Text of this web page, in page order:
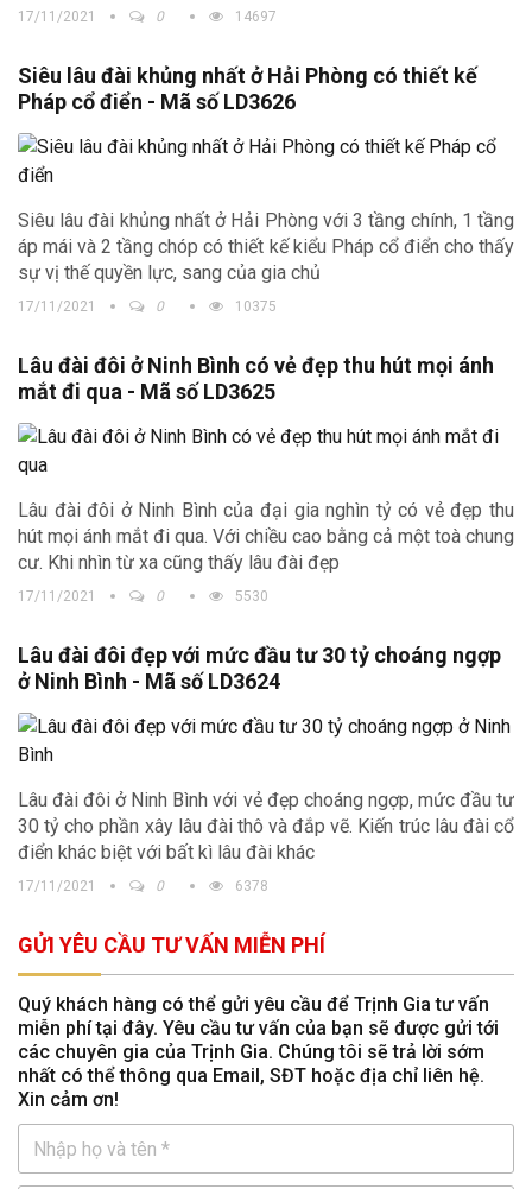
17/11/2021 0 14697
Siêu lâu đài khủng nhất ở Hải Phòng có thiết kế
Pháp cổ điển - Mã số LD3626
Siêu lâu đài khủng nhất ở Hải Phòng với 3 tầng chính, 1 tầng
áp mái và 2 tầng chóp có thiết kế kiểu Pháp cổ điển cho thấy
sự vị thế quyền lực, sang của gia chủ
17/11/2021 0 10375
Lâu đài đôi ở Ninh Bình có vẻ đẹp thu hút mọi ánh
mắt đi qua - Mã số LD3625
Lâu đài đôi ở Ninh Bình của đại gia nghìn tỷ có vẻ đẹp thu
hút mọi ánh mắt đi qua. Với chiều cao bằng cả một toà chung
cư. Khi nhìn từ xa cũng thấy lâu đài đẹp
17/11/2021 0 5530
Lâu đài đôi đẹp với mức đầu tư 30 tỷ choáng ngợp
ở Ninh Bình - Mã số LD3624
Lâu đài đôi ở Ninh Bình với vẻ đẹp choáng ngợp, mức đầu tư
30 tỷ cho phần xây lâu đài thô và đắp vẽ. Kiến trúc lâu đài cổ
điển khác biệt với bất kì lâu đài khác
17/11/2021 0 6378
GỬI YÊU CẦU TƯ VẤN MIỄN PHÍ
Quý khách hàng có thể gửi yêu cầu để Trịnh Gia tư vấn
miễn phí tại đây. Yêu cầu tư vấn của bạn sẽ được gửi tới
các chuyên gia của Trịnh Gia. Chúng tôi sẽ trả lời sớm
nhất có thể thông qua Email, SĐT hoặc địa chỉ liên hệ.
Xin cảm ơn!